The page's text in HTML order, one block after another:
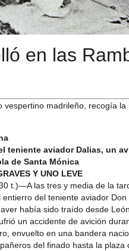
en las
vespertino madrileño, recogía
teniente aviador Dalias, un
de Santa Mónica
Y UNO LEVE
t.)—A las tres y media de la
entierro del teniente aviador
había sido traído desde
un accidente de avición
envuelto en una bandera
del finado hasta la plaza